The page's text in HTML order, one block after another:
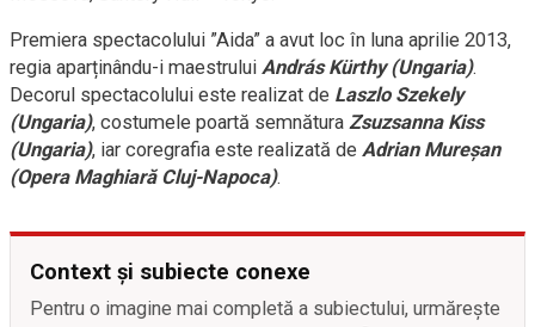
Premiera spectacolului ”Aida” a avut loc în luna aprilie 2013,
regia aparținându-i maestrului András Kürthy (Ungaria).
Decorul spectacolului este realizat de Laszlo Szekely
(Ungaria), costumele poartă semnătura Zsuzsanna Kiss
(Ungaria), iar coregrafia este realizată de Adrian Mureșan
(Opera Maghiară Cluj-Napoca).
Context și subiecte conexe
Pentru o imagine mai completă a subiectului, urmărește